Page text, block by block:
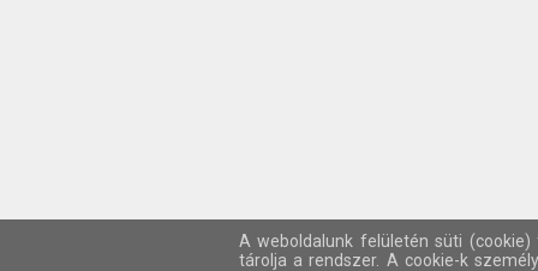
A weboldalunk felületén süti
tárolja a rendszer. A cookie-k